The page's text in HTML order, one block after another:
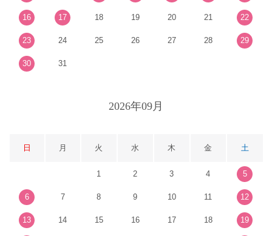
16 17 18 19 20 21 22
23 24 25 26 27 28 29
30 31
2026年09月
日 月 火 水 木 金 土
1 2 3 4 5
6 7 8 9 10 11 12
13 14 15 16 17 18 19